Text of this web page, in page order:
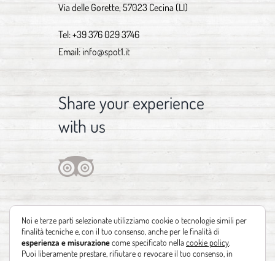
Via delle Gorette, 57023 Cecina (LI)
Tel:+39 376 029 3746
Email: info@spot1.it
Share your experience
with us
Noi e terze parti selezionate utilizziamo cookie o tecnologie simili per
finalità tecniche e, con il tuo consenso, anche per le finalità di
esperienza e misurazionecome specificato nellacookie policy
Puoi liberamente prestare, rifiutare o revocare il tuo consenso, in